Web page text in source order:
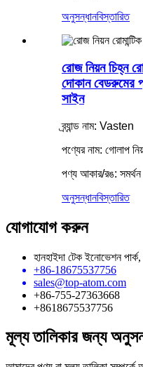
অনুসন্ধানবিস্তারিত
রোজ নিয়ন চিহ্ন
দোকান বেডরুমের
সাইন
ব্র্যান্ড নাম: Vasten
পণ্যের নাম: গোলাপ
পণ্য আকার/রঙ: সমর্থন
অনুসন্ধানবিস্তারিত
যোগাযোগ করুন
হানহাইদা টেক ইনোভেশন
+86-18675537756
sales@top-atom.com
+86-755-27363668
+8618675537756
মূল্য তালিকার জন্য